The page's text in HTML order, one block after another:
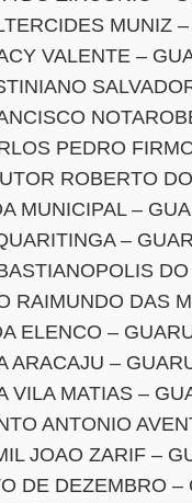
MUNIZ
VALENTE –
PEDRO
ROBERTO
MUNICIPAL –
–
RAIMUNDO DAS
ELENCO –
ARACAJU –
VILA MATIAS –
ANTONIO
JOAO ZARIF –
DE DEZEMBRO –